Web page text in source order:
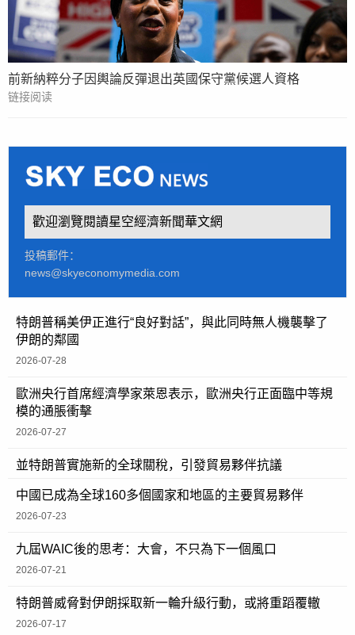
前新納粹分子因輿論反彈退出英國保守黨候選人資格
链接阅读
歡迎瀏覽閱讀星空經濟新聞華文網
投稿郵件：
news@skyeconomymedia.com
特朗普稱美伊正進行“良好對話”，與此同時無人機襲擊了
伊朗的鄰國
2026-07-28
歐洲央行首席經濟學家萊恩表示，歐洲央行正面臨中等規
模的通脹衝擊
2026-07-27
並特朗普實施新的全球關稅，引發貿易夥伴抗議
中國已成為全球160多個國家和地區的主要貿易夥伴
2026-07-23
九屆WAIC後的思考：大會，不只為下一個風口
2026-07-21
特朗普威脅對伊朗採取新一輪升級行動，或將重蹈覆轍
2026-07-17